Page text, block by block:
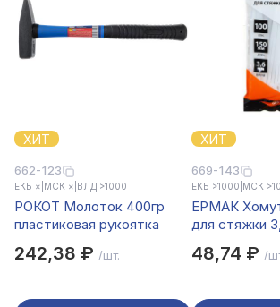
ХИТ
662-123
ЕКБ × МСК × ВЛД >1000
РОКОТ Молоток 400гр
пластиковая рукоятка
242,38 ₽ /шт.
ХИТ
669-143
ЕКБ >1000 МСК
ЕРМАК
для стяжки
48,74 ₽ /